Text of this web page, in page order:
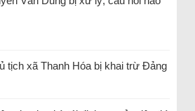
tịch xã Thanh Hóa bị khai trừ Đảng